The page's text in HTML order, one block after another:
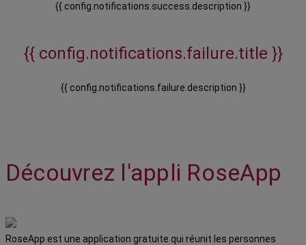
{{ config.notifications.success.description }}
{{ config.notifications.failure.title }}
{{ config.notifications.failure.description }}
Découvrez l'appli RoseApp
RoseApp est une application gratuite qui réunit les personnes